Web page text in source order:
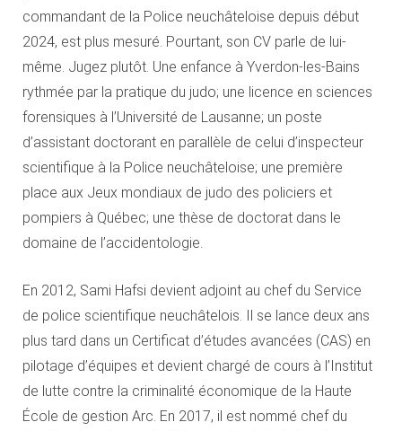
commandant de la Police neuchâteloise depuis début
2024, est plus mesuré. Pourtant, son CV parle de lui-
même. Jugez plutôt. Une enfance à Yverdon-les-Bains
rythmée par la pratique du judo; une licence en sciences
forensiques à l’Université de Lausanne; un poste
d’assistant doctorant en parallèle de celui d’inspecteur
scientifique à la Police neuchâteloise; une première
place aux Jeux mondiaux de judo des policiers et
pompiers à Québec; une thèse de doctorat dans le
domaine de l’accidentologie.
En 2012, Sami Hafsi devient adjoint au chef du Service
de police scientifique neuchâtelois. Il se lance deux ans
plus tard dans un Certificat d’études avancées (CAS) en
pilotage d’équipes et devient chargé de cours à l’Institut
de lutte contre la criminalité économique de la Haute
École de gestion Arc. En 2017, il est nommé chef du